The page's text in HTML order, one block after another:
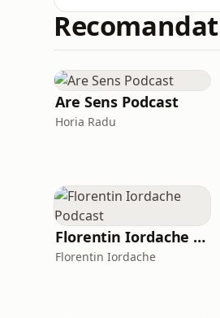
eunuc cu limbă
Recomandat
Are Sens Podcast
Horia Radu
Florentin Iordache Podcast
Florentin Iordache